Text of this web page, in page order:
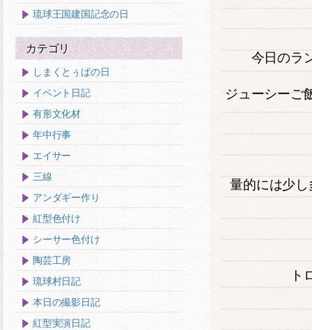
今日のラ
ジューシーご
量的には少
ト
琉球王国建国記念の日
カテゴリ
しまくとぅばの日
イベント日記
有形文化材
年中行事
エイサー
三線
アンダギー作り
紅型色付け
シーサー色付け
陶芸工房
琉球村日記
本日の撮影日記
紅型実演日記